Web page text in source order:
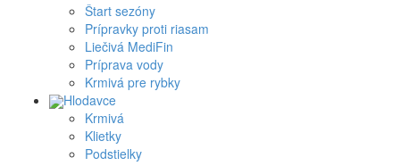
Štart sezóny
Prípravky proti riasam
Liečivá MediFin
Príprava vody
Krmivá pre rybky
Hlodavce
Krmivá
Klietky
Podstielky